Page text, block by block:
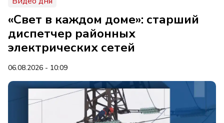
«Свет в каждом доме»: старший
диспетчер районных
электрических сетей
06.08.2026 - 10:09